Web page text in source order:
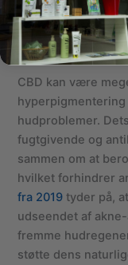
mere afbalanceret
Reduktion af
CBD kan være
hudproblemer.
fugtgivende og
sammen om at
hvilket forhindrer
fra 2019 tyder på,
udseendet af
fremme
støtte dens